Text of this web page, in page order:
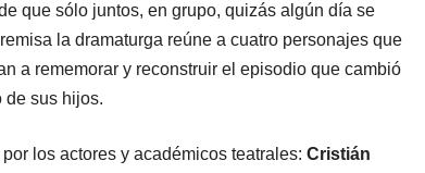
que sólo juntos, en grupo, quizás algún día se
la dramaturga reúne a cuatro personajes que
a rememorar y reconstruir el episodio que cambió
de sus hijos.
los actores y académicos teatrales: Cristián